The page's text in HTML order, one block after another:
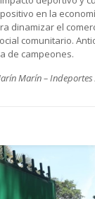
en la
dinamizar el
comunitario.
de campeones.
Marín– Indeportes